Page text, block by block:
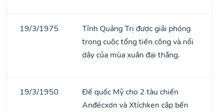
19/3/1975
Tỉnh Quảng Trị được giải phóng
trong cuộc tổng tiến công và nổi
dậy của mùa xuân đại thắng.
19/3/1950
Đế quốc Mỹ cho 2 tàu chiến
Anđécxơn và Xtíchken cập bến